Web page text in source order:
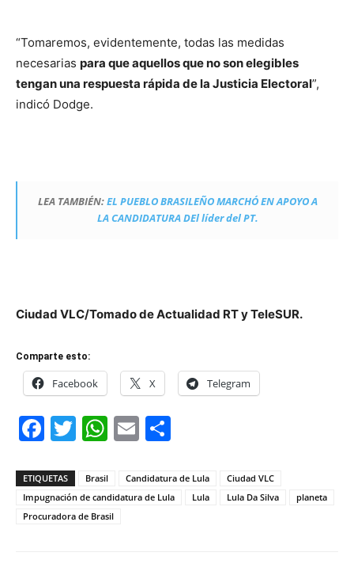
“Tomaremos, evidentemente, todas las medidas
necesarias para que aquellos que no son elegibles
tengan una respuesta rápida de la Justicia Electoral”,
indicó Dodge.
LEA TAMBIÉN:EL PUEBLO BRASILEÑO MARCHÓ EN APOYO A
LA CANDIDATURA DEl líder del PT.
Ciudad VLC/Tomado de Actualidad RT y TeleSUR.
Comparte esto:
Facebook X Telegram
Facebook
Twitter
WhatsApp
Email
ETIQUETAS Brasil Candidatura de Lula
Ciudad VLC
Impugnación de candidatura de Lula
Lula Lula Da Silva
planeta
Procuradora de Brasil